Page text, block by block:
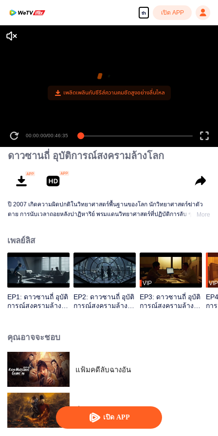
th เปิด APP
เปิด APP
เพลิดเพลินกับซีรีส์ความคมชัดสูงอย่างลื่นไหล
00:00:00/00:46:35
ดาวซานถี่ อุบัติการณ์สงครามล้างโลก
ปี 2007 เกิดความผิดปกติในวิทยาศาสตร์พื้นฐานของโลก นักวิทยาศาสตร์ฆ่าตัว
ตาย การนับเวลาถอยหลังปาฏิหาริย์ พรมแดนวิทยาศาสตร์ที่ปฏิบัติการลับ ๆ และ
และพบความลับของเกม "Three-Body" ด้วยความร่วมกันของทุกคน พวกเขา
เตรียมนำทุกคนเผชิญกับวิกฤตของมนุษยชาติที่กำลังจะมาถึง
More
เพลย์ลิส
EP1: ดาวซานถี่ อุบัติ
การณ์สงครามล้าง
EP2: ดาวซานถี่ อุบัติ
การณ์สงครามล้าง
VIP
EP3: ดาวซานถี่ อุบัติ
การณ์สงครามล้าง
VIP
กา
คุณอาจจะชอบ
แฟ้มคดีลับฉางอัน